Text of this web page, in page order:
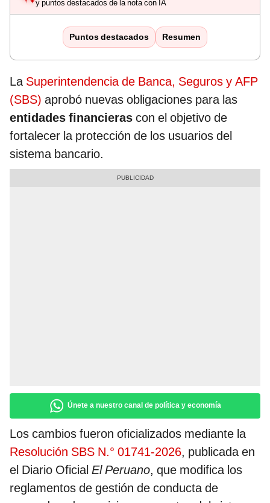
y puntos destacados de la nota con IA
Puntos destacados Resumen
La Superintendencia de Banca, Seguros y AFP
(SBS) aprobó nuevas obligaciones para las
entidades financieras con el objetivo de
fortalecer la protección de los usuarios del
sistema bancario.
Únete a nuestro canal de política y economía
Los cambios fueron oficializados mediante la
Resolución SBS N.° 01741-2026, publicada en
el Diario Oficial El Peruano, que modifica los
reglamentos de gestión de conducta de